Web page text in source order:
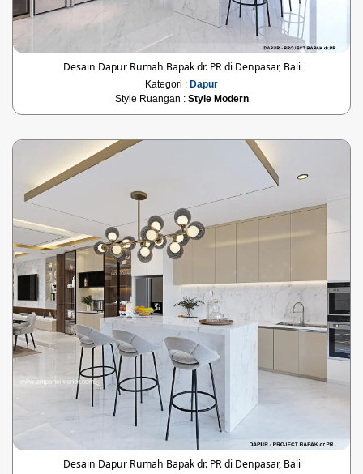
Desain Dapur Rumah Bapak dr. PR di Denpasar, Bali
Kategori : Dapur
Style Ruangan : Style Modern
Desain Dapur Rumah Bapak dr. PR di Denpasar, Bali